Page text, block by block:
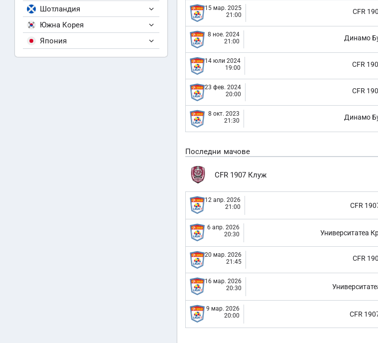
Шотландия
Южна Корея
Япония
15 мар. 2025
21:00
CFR
8 ное. 2024
21:00
Динамо
14 юли 2024
19:00
CFR
23 фев. 2024
20:00
CFR
8 окт. 2023
21:30
Динамо
Последни мачове
CFR 1907 Клуж
12 апр. 2026
21:00
CFR
6 апр. 2026
20:30
Университатеа
20 мар. 2026
21:45
CFR
16 мар. 2026
20:30
9 мар. 2026
20:00
CFR